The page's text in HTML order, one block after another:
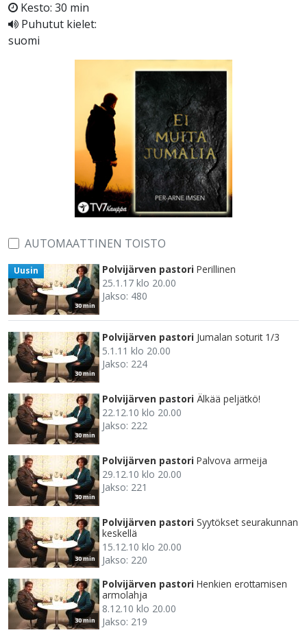
Kesto: 30 min
Puhutut kielet:
suomi
AUTOMAATTINEN TOISTO
30 min
Uusin Polvijärven pastori Perillinen
25.1.17 klo 20.00
Jakso: 480
30 min
Polvijärven pastori Jumalan soturit 1/3
5.1.11 klo 20.00
Jakso: 224
30 min
Polvijärven pastori Älkää peljätkö!
22.12.10 klo 20.00
Jakso: 222
30 min
Polvijärven pastori Palvova armeija
29.12.10 klo 20.00
Jakso: 221
30 min
Polvijärven pastori Syytökset seurakunnan
keskellä
15.12.10 klo 20.00
Jakso: 220
30 min
Polvijärven pastori Henkien erottamisen
armolahja
8.12.10 klo 20.00
Jakso: 219